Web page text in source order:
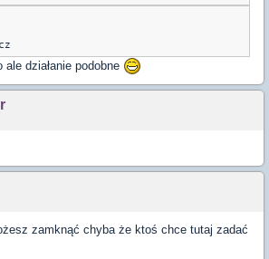
ale działanie podobne
zamknąć chyba że ktoś chce tutaj zadać